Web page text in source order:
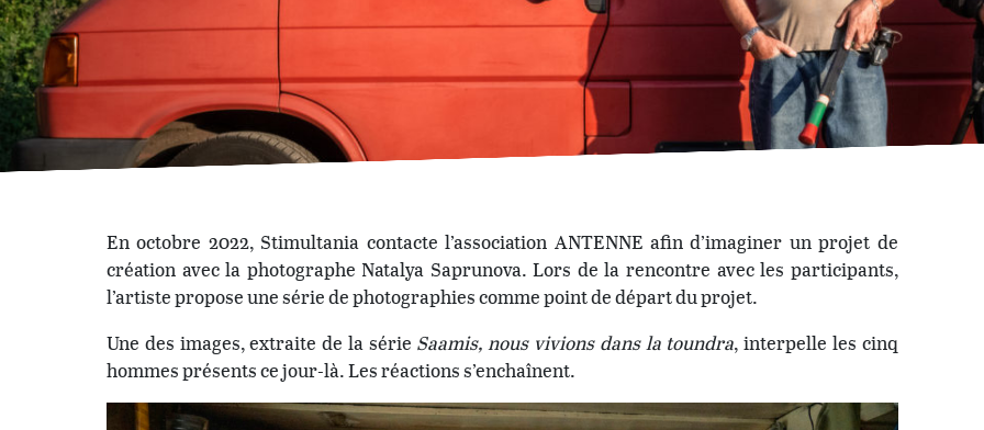
En octobre 2022, Stimultania contacte l’association ANTENNE afin d’imaginer un projet de
création avec la photographe Natalya Saprunova. Lors de la rencontre avec les participants,
l’artiste propose une série de photographies comme point de départ du projet.
Une des images, extraite de la série Saamis, nous vivions dans la toundra, interpelle les cinq
hommes présents ce jour-là. Les réactions s’enchaînent.